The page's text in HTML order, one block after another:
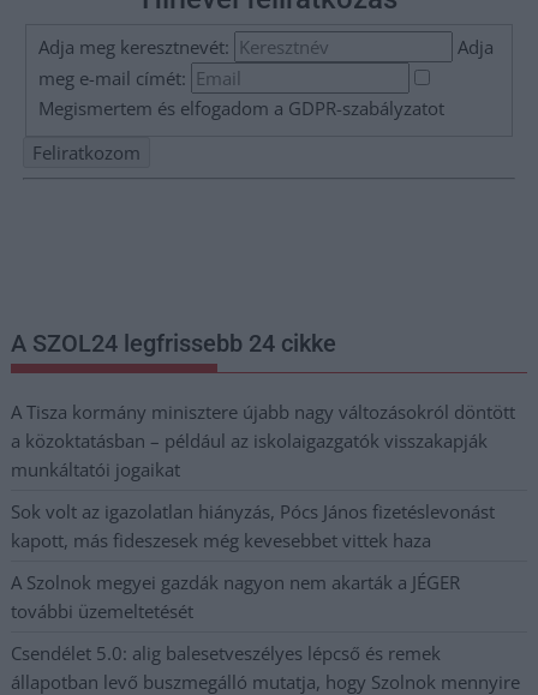
Adja meg keresztnevét:
Adja
meg e-mail címét:
Megismertem és elfogadom a GDPR-szabályzatot
A SZOL24 legfrissebb 24 cikke
A Tisza kormány minisztere újabb nagy változásokról döntött
a közoktatásban – például az iskolaigazgatók visszakapják
munkáltatói jogaikat
Sok volt az igazolatlan hiányzás, Pócs János fizetéslevonást
kapott, más fideszesek még kevesebbet vittek haza
A Szolnok megyei gazdák nagyon nem akarták a JÉGER
további üzemeltetését
Csendélet 5.0: alig balesetveszélyes lépcső és remek
állapotban levő buszmegálló mutatja, hogy Szolnok mennyire